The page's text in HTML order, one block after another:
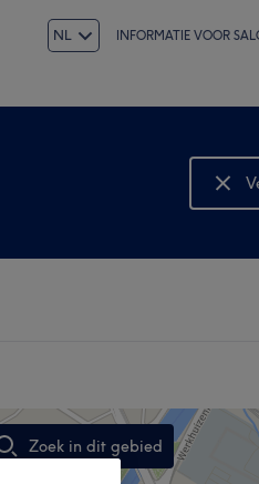
NL INFORMATIE VOOR
Zoek in dit gebied